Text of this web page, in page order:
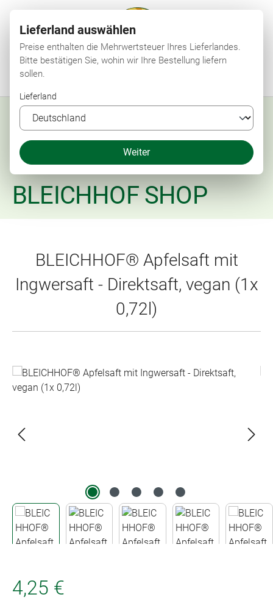
Menü
BLEICHHOF SHOP
BLEICHHOF® Apfelsaft mit
Ingwersaft - Direktsaft, vegan (1x
0,72l)
Bildergalerie überspringen
4,25 €
Lieferland auswählen
Preise enthalten die Mehrwertsteuer Ihres Lieferlandes.
Bitte bestätigen Sie, wohin wir Ihre Bestellung liefern
sollen.
Lieferland
Weiter